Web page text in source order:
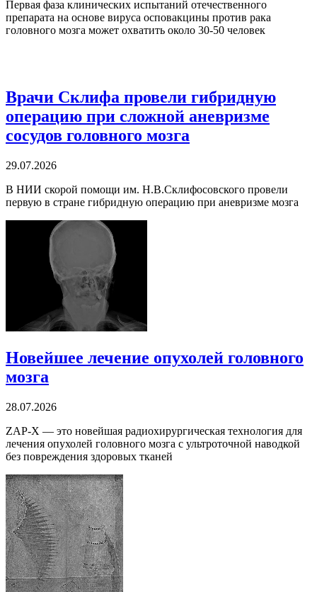
Первая фаза клинических испытаний отечественного
препарата на основе вируса осповакцины против рака
головного мозга может охватить около 30-50 человек
Врачи Склифа провели гибридную
операцию при сложной аневризме
сосудов головного мозга
29.07.2026
В НИИ скорой помощи им. Н.В.Склифосовского провели
первую в стране гибридную операцию при аневризме мозга
Новейшее лечение опухолей головного
мозга
28.07.2026
ZAP-X — это новейшая радиохирургическая технология для
лечения опухолей головного мозга с ультроточной наводкой
без повреждения здоровых тканей